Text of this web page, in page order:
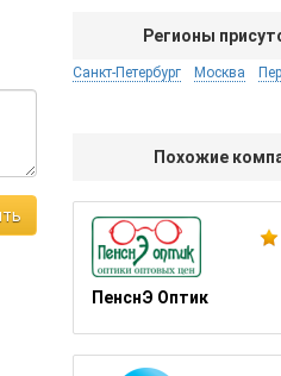
Регионы
Санкт-Петербург Москва
Похожие
ПенснЭ Оптик